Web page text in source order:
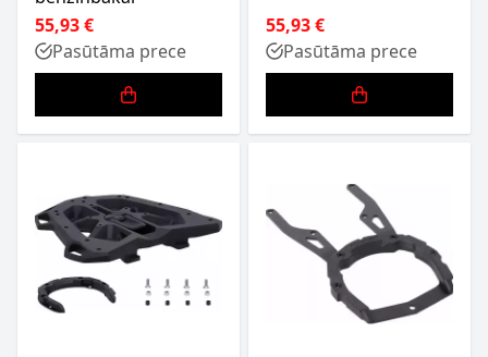
55,93 €
Pasūtāma prece
55,93 €
Pasūtāma prece